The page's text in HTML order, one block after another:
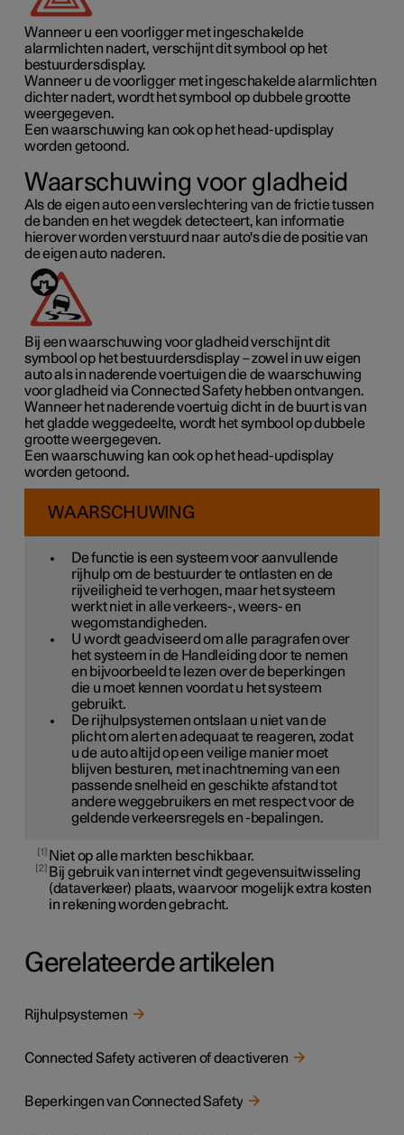
Wanneer u een voorligger met ingeschakelde
alarmlichten nadert, verschijnt dit symbool op het
bestuurdersdisplay.
Wanneer u de voorligger met ingeschakelde alarmlichten
dichter nadert, wordt het symbool op dubbele grootte
weergegeven.
Een waarschuwing kan ook op het head-updisplay
worden getoond.
Waarschuwing voor gladheid
Als de eigen auto een verslechtering van de frictie tussen
de banden en het wegdek detecteert, kan informatie
hierover worden verstuurd naar auto's die de positie van
de eigen auto naderen.
Bij een waarschuwing voor gladheid verschijnt dit
symbool op het bestuurdersdisplay – zowel in uw eigen
auto als in naderende voertuigen die de waarschuwing
voor gladheid via Connected Safety hebben ontvangen.
Wanneer het naderende voertuig dicht in de buurt is van
het gladde weggedeelte, wordt het symbool op dubbele
grootte weergegeven.
Een waarschuwing kan ook op het head-updisplay
worden getoond.
WAARSCHUWING
De functie is een systeem voor aanvullende
rijhulp om de bestuurder te ontlasten en de
rijveiligheid te verhogen, maar het systeem
werkt niet in alle verkeers-, weers- en
wegomstandigheden.
U wordt geadviseerd om alle paragrafen over
het systeem in de Handleiding door te nemen
en bijvoorbeeld te lezen over de beperkingen
die u moet kennen voordat u het systeem
gebruikt.
De rijhulpsystemen ontslaan u niet van de
plicht om alert en adequaat te reageren, zodat
u de auto altijd op een veilige manier moet
blijven besturen, met inachtneming van een
passende snelheid en geschikte afstand tot
andere weggebruikers en met respect voor de
geldende verkeersregels en -bepalingen.
1 Niet op alle markten beschikbaar.
2
Bij gebruik van internet vindt gegevensuitwisseling
(dataverkeer) plaats, waarvoor mogelijk extra kosten
in rekening worden gebracht.
Gerelateerde artikelen
Rijhulpsystemen
Connected Safety activeren of deactiveren
Beperkingen van Connected Safety